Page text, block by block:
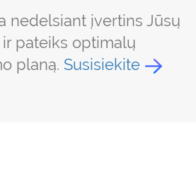
nedelsiant įvertins Jūsų
pateiks optimalų
planą. Susisiekite